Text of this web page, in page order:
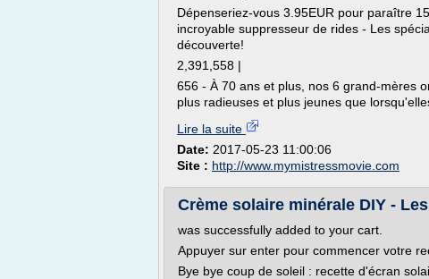
Dépenseriez-vous 3.95EUR pour paraître
incroyable suppresseur de rides - Les
découverte!
2,391,558 |
656 - À 70 ans et plus, nos 6 grand-mères
plus radieuses et plus jeunes que
Lire la suite
Date: 2017-05-23 11:00:06
Site : http://www.mymistressmovie.com
Crème solaire minérale DIY -
was successfully added to your cart.
Appuyer sur enter pour commencer votre
Bye bye coup de soleil : recette d'écran